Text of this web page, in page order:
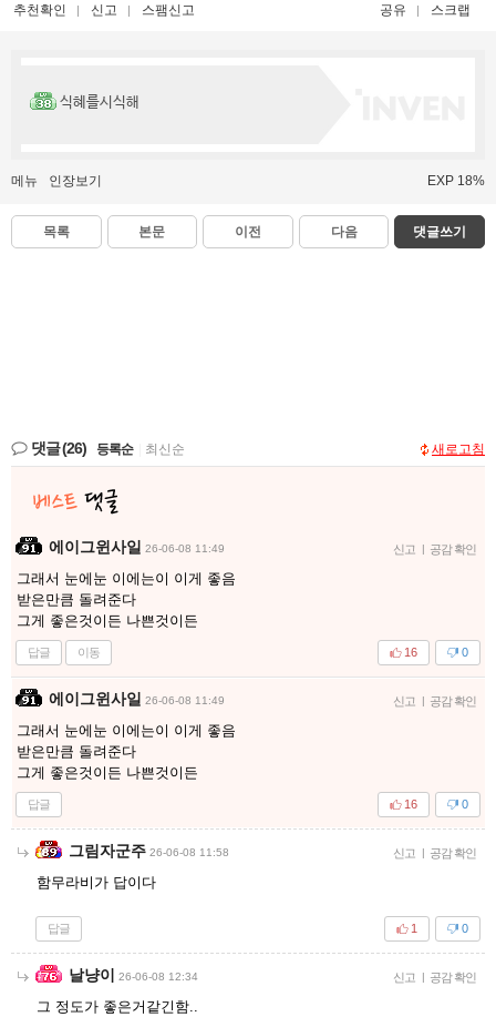
추천확인 신고 스팸신고 공유 스크랩
식혜를시식해
메뉴 인장보기 EXP 18%
목록 본문 이전 다음 댓글쓰기
댓글(26) 등록순 최신순 새로고침
에이그윈사일 26-06-08 11:49 신고 | 공감 확인
그래서 눈에눈 이에는이 이게 좋음
받은만큼 돌려준다
그게 좋은것이든 나쁜것이든
답글 이동 0
16
에이그윈사일 26-06-08 11:49 신고 | 공감 확인
그래서 눈에눈 이에는이 이게 좋음
받은만큼 돌려준다
그게 좋은것이든 나쁜것이든
답글 0
16
그림자군주 26-06-08 11:58 신고 | 공감 확인
함무라비가 답이다
답글 0
1
날냥이 26-06-08 12:34 신고 | 공감 확인
그 정도가 좋은거같긴함..